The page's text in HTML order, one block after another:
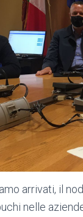
arrivati, il
nelle